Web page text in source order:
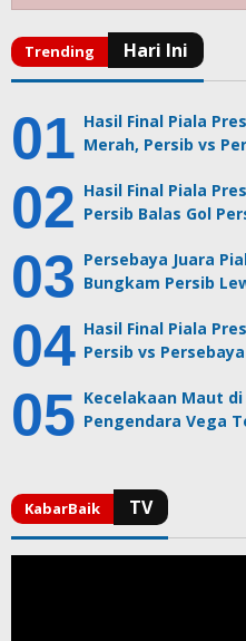
Hasil Final Piala
Merah, Persib vs
Hasil Final Piala
Persib Balas Gol
Persebaya Juara
Bungkam Persib
Hasil Final Piala
Persib vs
Kecelakaan Maut
Pengendara Vega